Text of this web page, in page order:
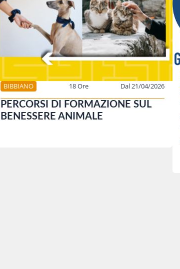
BIBBIANO 18 Ore Dal 21/04/2026
PERCORSI DI FORMAZIONE SUL
BENESSERE ANIMALE